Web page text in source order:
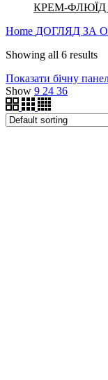
КРЕМ-ФЛЮЇД
Home ДОГЛЯД ЗА
Showing all 6 results
Показати бічну
Show 9 24 36